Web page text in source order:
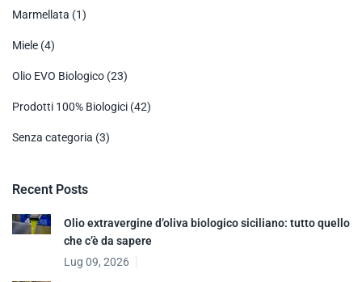
Marmellata (1)
Miele (4)
Olio EVO Biologico (23)
Prodotti 100% Biologici (42)
Senza categoria (3)
Recent Posts
Olio extravergine d’oliva biologico siciliano: tutto quello
che c’è da sapere
Lug 09, 2026